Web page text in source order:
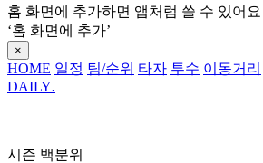
홈 화면에 추가하면 앱처럼 쓸 수 있어요
‘홈 화면에 추가’
×
HOME 일정 팀/순위 타자 투수 이동거리
DAILY.
시즌 백분위